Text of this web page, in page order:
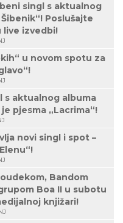
singl s aktualnog
Poslušajte
live izvedbi!
u novom spotu za
s aktualnog albuma
pjesma „Lacrima“!
novi singl i spot –
Bandom
Boa II u subotu
knjižari!